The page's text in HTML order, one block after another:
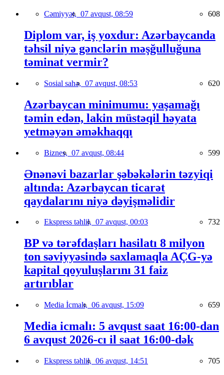
Cəmiyyət, 07 avqust, 08:59 608
Diplom var, iş yoxdur: Azərbaycanda
təhsil niyə gənclərin məşğulluğuna
təminat vermir?
Sosial sahə, 07 avqust, 08:53 620
Azərbaycan minimumu: yaşamağı
təmin edən, lakin müstəqil həyata
yetməyən əməkhaqqı
Biznes, 07 avqust, 08:44 599
Ənənəvi bazarlar şəbəkələrin təzyiqi
altında: Azərbaycan ticarət
qaydalarını niyə dəyişməlidir
Ekspress təhlil, 07 avqust, 00:03 732
BP və tərəfdaşları hasilatı 8 milyon
ton səviyyəsində saxlamaqla AÇG-yə
kapital qoyuluşlarını 31 faiz
artırıblar
Media İcmalı, 06 avqust, 15:09 659
Media icmalı: 5 avqust saat 16:00-dan
6 avqust 2026-cı il saat 16:00-dək
Ekspress təhlil, 06 avqust, 14:51 705